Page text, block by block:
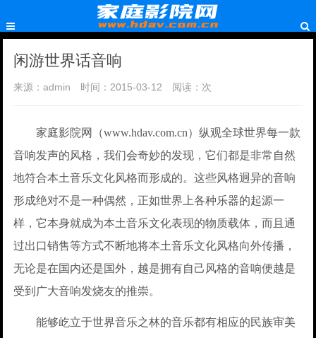
闲游世界话音响
来源：admin 时间：2015-03-12 阅读： 次
家庭影院网（www.hdav.com.cn）纵观全球世界每一款
音响发声的风格，我们会奇妙的发现，它们都是非常自然
地符合本土音乐文化风格而形成的。这些风格迥异的音响
形成绝对不是一种偶然，正如世界上各种乐器的起源一
样，它本身就成为本土音乐文化表现的物质载体，而且通
过出口销售等方式不断地将本土音乐文化风格向外传播，
无论是在国内还是国外，越是拥有自己风格的音响便越是
受到广大音响发烧友的推崇。
能够屹立于世界音乐之林的音乐都有相应的民族审美